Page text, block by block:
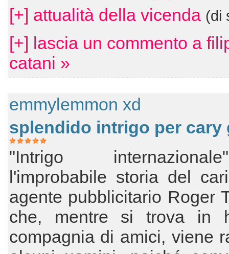
[+] attualità della vicenda (di
[+] lascia un commento a
catani »
emmylemmon xd
splendido intrigo per cary
"Intrigo
l'improbabile storia del
agente pubblicitario Roger
che, mentre si trova in
compagnia di amici, viene